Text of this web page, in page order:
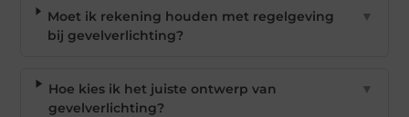
Moet ik rekening houden met regelgeving
bij gevelverlichting?
▼
Hoe kies ik het juiste ontwerp van
gevelverlichting?
▼